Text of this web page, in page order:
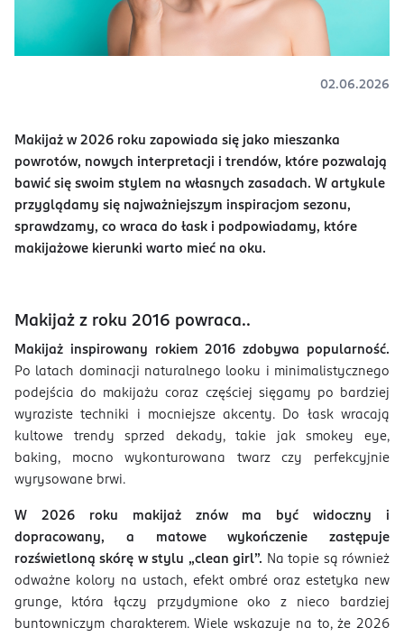
02.06.2026
Makijaż w 2026 roku zapowiada się jako mieszanka
powrotów, nowych interpretacji i trendów, które pozwalają
bawić się swoim stylem na własnych zasadach. W artykule
przyglądamy się najważniejszym inspiracjom sezonu,
sprawdzamy, co wraca do łask i podpowiadamy, które
makijażowe kierunki warto mieć na oku.
Makijaż z roku 2016 powraca..
Makijaż inspirowany rokiem 2016 zdobywa popularność.
Po latach dominacji naturalnego looku i minimalistycznego
podejścia do makijażu coraz częściej sięgamy po bardziej
wyraziste techniki i mocniejsze akcenty. Do łask wracają
kultowe trendy sprzed dekady, takie jak smokey eye,
baking, mocno wykonturowana twarz czy perfekcyjnie
wyrysowane brwi.
W 2026 roku makijaż znów ma być widoczny i
dopracowany, a matowe wykończenie zastępuje
rozświetloną skórę w stylu „clean girl”. Na topie są również
odważne kolory na ustach, efekt ombré oraz estetyka new
grunge, która łączy przydymione oko z nieco bardziej
buntowniczym charakterem. Wiele wskazuje na to, że 2026